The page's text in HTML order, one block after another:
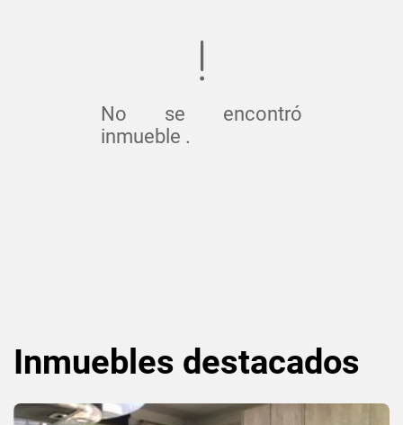
No se encontró
inmueble .
Inmuebles destacados